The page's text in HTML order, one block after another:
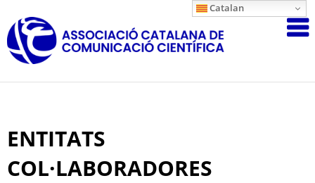
to
content
Associació
ENTITATS
COL·LABORADORES
Catalan